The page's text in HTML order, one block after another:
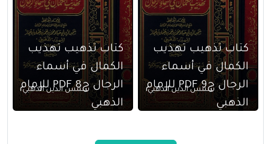
كتاب تذهيب تهذيب
الكمال في أسماء
الرجال ج9 PDF للإمام
الذهبي
شمس الدين الذهبي
كتاب تذهيب تهذيب
الكمال في أسماء
الرجال ج8 PDF للإمام
الذهبي
شمس الدين الذهبي